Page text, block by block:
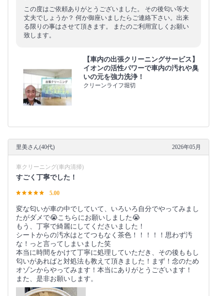
この度はご依頼ありがとうございました。 その後匂い等大
丈夫でしょうか？ 何か御座いましたらご連絡下さい。出来
る限りの事はさせて頂きます。 またのご利用宜しくお願い
致します。
【車内の出張クリーニングサービス】
イオンの活性パワーで車内の汚れや臭
いの元を強力洗浄！
クリーンライフ堀切
里美さん(40代) 2026年05月
車クリーニング(車内清掃)
すごく丁寧でした！
5.00
変な匂いが車の中でしていて、いろいろ自分でやってみまし
たがダメで😭こちらにお願いしました😭
もう、丁寧で綺麗にしてくださいました！
シートからの汚水はとてつもなく茶色！！！！！思わず汚
な！っと言ってしまいました笑
本当に時間をかけて丁寧に処理していただき、その後ももし
匂いがあればと対処法も教えて頂きました！まず！念のため
オゾンからやってみます！本当にありがとうございます！
また、是非お願いします。